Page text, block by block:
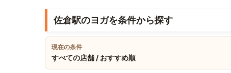
佐倉駅のヨガを条件から探す
現在の条件
すべての店舗 / おすすめ順